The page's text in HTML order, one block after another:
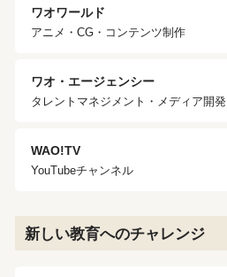
ワオワールド
アニメ・CG・コンテンツ制作
ワオ・エージェンシー
タレントマネジメント・メディア開発
WAO!TV
YouTubeチャンネル
新しい教育へのチャレンジ